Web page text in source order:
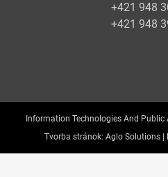
+421 948
+421 948
Information Technologies And
Tvorba stránok: Aglo Solutions |